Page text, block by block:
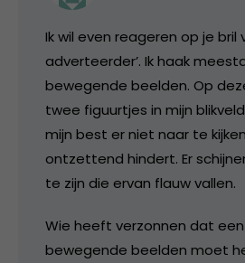
Ik wil even reageren op je bril
adverteerder’. Ik haak
bewegende beelden. Op
twee figuurtjes in mijn
mijn best er niet naar te
ontzettend hindert. Er
te zijn die ervan flauw vallen.
Wie heeft verzonnen dat
bewegende beelden moet